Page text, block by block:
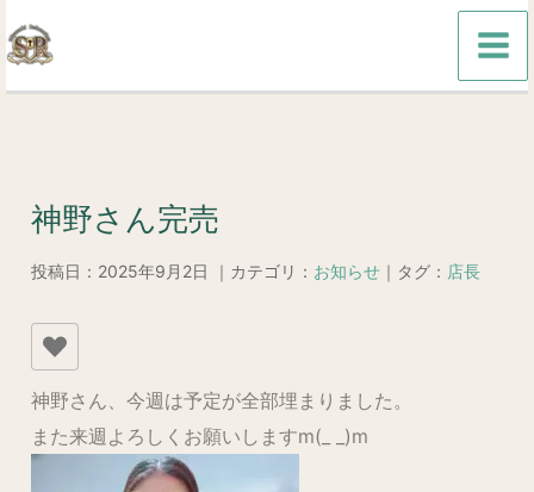
容
を
神野さん完売
投稿日：2025年9月2日 ｜カテゴリ： お知らせ｜タグ： 店長
神野さん、今週は予定が全部埋まりました。
また来週よろしくお願いしますm(_ _)m